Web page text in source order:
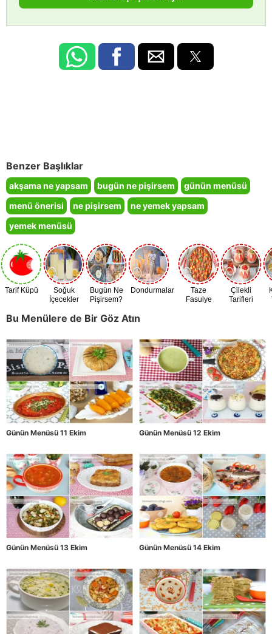
Benzer Başlıklar
akşama ne yapsam bugün ne pişirsem
günün menüsü
menü önerisi
ne pişirsem
ne yemek yapsam
yemek menüsü
Tarif Küpü
Soğuk
İçecekler
Bugün Ne
Pişirsem?
Dondurmalar
Taze
Fasulye
Çilekli
Tarifleri
Bu Menülere de Bir Göz Atın
Günün Menüsü 11 Ekim Günün Menüsü 12 Ekim
Günün Menüsü 13 Ekim Günün Menüsü 14 Ekim